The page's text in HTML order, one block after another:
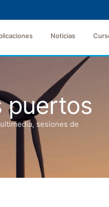
Noticias
puertos
sesiones de